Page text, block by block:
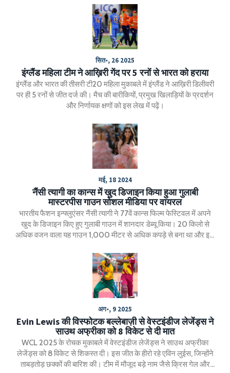
सकती है। यह तूफान पश्चिम बंगाल और ओडिशा के तटीय जिलों में भारी वर्षा ला
सकता है।
सित॰, 26 2025
इंग्लैंड महिला टीम ने आख़िरी गेंद पर 5 रनों से भारत को हराया
इंग्लैंड और भारत की तीसरी टी20 महिला मुकाबले में इंग्लैंड ने आख़िरी डिलीवरी
पर ही 5 रनों से जीत दर्ज की। मैच की बारीकियों, प्रमुख खिलाड़ियों के प्रदर्शन
और निर्णायक क्षणों को इस लेख में पढ़ें।
मई, 18 2024
नैंसी त्यागी का कान्स में खुद डिजाइन किया हुआ गुलाबी
मास्टरपीस गाउन सोशल मीडिया पर वायरल
भारतीय फैशन इन्फ्लुएंसर नैंसी त्यागी ने 77वें कान्स फिल्म फेस्टिवल में अपने
खुद के डिजाइन किए हुए गुलाबी गाउन में शानदार डेब्यू किया। 20 किलो से
अधिक वजन वाला यह गाउन 1,000 मीटर से अधिक कपड़े से बना था और इसे
अग॰, 9 2025
Evin Lewis की विस्फोटक बल्लेबाज़ी से वेस्टइंडीज लेजेंड्स ने
साउथ अफ्रीका को 8 विकेट से दी मात
WCL 2025 के रोचक मुकाबले में वेस्टइंडीज लेजेंड्स ने साउथ अफ्रीका
लेजेंड्स को 8 विकेट से शिकस्त दी। इस जीत के हीरो रहे एविन लुईस, जिन्होंने
ताबड़तोड़ छक्कों की बारिश की। टीम में मौजूद बड़े नाम जैसे क्रिस गेल और